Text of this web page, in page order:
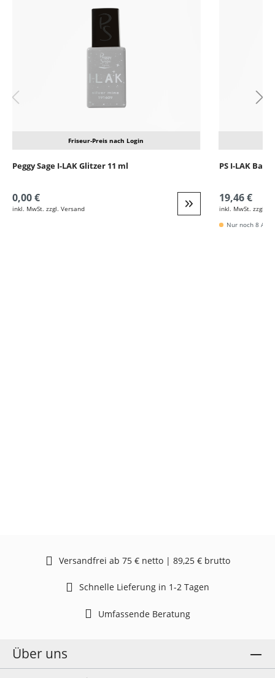
Friseur-Preis nach Login
Peggy Sage I-LAK Glitzer 11 ml
0,00 €
inkl. MwSt. zzgl. Versand Weiter zur Detail
PS I-LAK Base
19,46 €
inkl. MwSt. zzgl.
Nur noch 8
Versandfrei ab 75 € netto | 89,25 € brutto
Schnelle Lieferung in 1-2 Tagen
Umfassende Beratung
Über uns